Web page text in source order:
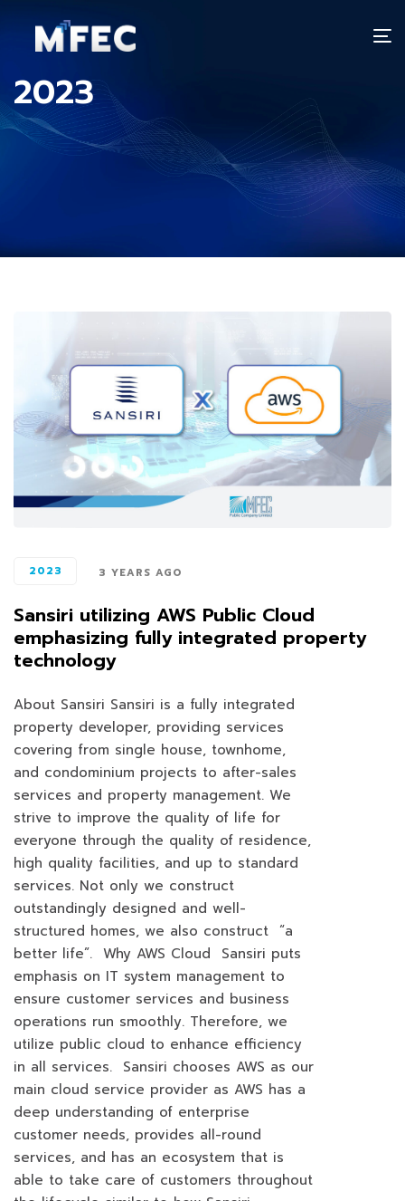
2023
2023 3 YEARS AGO
Sansiri utilizing AWS Public Cloud
emphasizing fully integrated property
technology
About Sansiri Sansiri is a fully integrated
property developer, providing services
covering from single house, townhome,
and condominium projects to after-sales
services and property management. We
strive to improve the quality of life for
everyone through the quality of residence,
high quality facilities, and up to standard
services. Not only we construct
outstandingly designed and well-
structured homes, we also construct “a
better life”. Why AWS Cloud Sansiri puts
emphasis on IT system management to
ensure customer services and business
operations run smoothly. Therefore, we
utilize public cloud to enhance efficiency
in all services. Sansiri chooses AWS as our
main cloud service provider as AWS has a
deep understanding of enterprise
customer needs, provides all-round
services, and has an ecosystem that is
able to take care of customers throughout